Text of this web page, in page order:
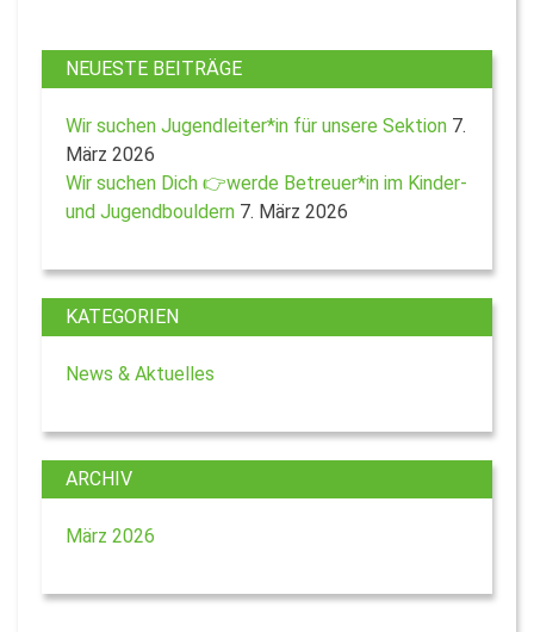
NEUESTE BEITRÄGE
Wir suchen Jugendleiter*in für unsere Sektion 7.
März 2026
Wir suchen Dich 👉werde Betreuer*in im Kinder-
und Jugendbouldern 7. März 2026
KATEGORIEN
News & Aktuelles
ARCHIV
März 2026